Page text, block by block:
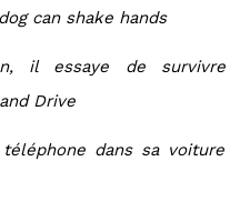
can shake hands
il essaye de
Drive
dans sa